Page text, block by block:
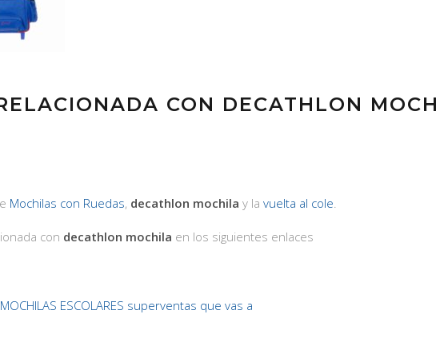
CON DECATHLON
Mochilas con Ruedas, decathlon mochila y la vuelta al cole
con decathlon mochila en los siguientes enlaces
ESCOLARES superventas que vas a